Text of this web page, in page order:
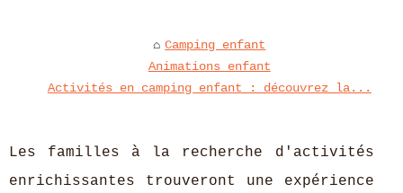
Camping enfant
Animations enfant
Activités en camping enfant : découvrez la...
Les familles à la recherche d'activités
enrichissantes trouveront une expérience